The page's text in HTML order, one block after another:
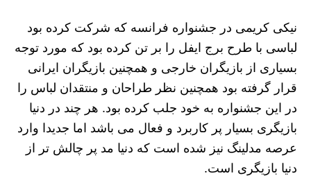
نیکی کریمی در جشنواره فرانسه که شرکت کرده بود
لباسی با طرح برج ایفل را بر تن کرده بود که مورد توجه
بسیاری از بازیگران خارجی و همچنین بازیگران ایرانی
قرار گرفته بود همچنین نظر طراحان و منتقدان لباس را
در این جشنواره به خود جلب کرده بود. هر چند در دنیا
بازیگری بسیار پر کاربرد و فعال می باشد اما جدیدا وارد
عرصه مدلینگ نیز شده است که دنیا مد پر چالش تر از
دنیا بازیگری است.